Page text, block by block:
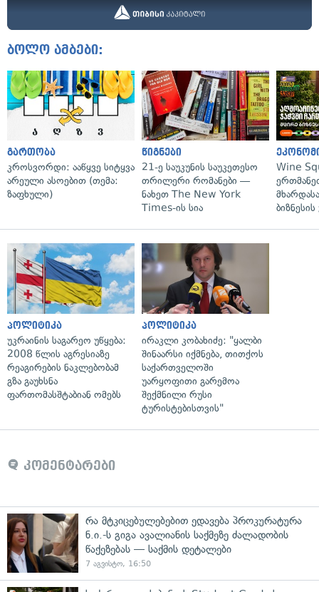
ბოლო ამბები:
გართობა
კროსვორდი: ააწყვე სიტყვა
არეული ასოებით (თემა:
ზაფხული)
წიგნები
21-ე საუკუნის საუკეთესო
თრილერი რომანები —
ნახეთ The New York
Times-ის სია
Wine
პოლიტიკა
უკრაინის საგარეო უწყება:
2008 წლის აგრესიაზე
რეაგირების ნაკლებობამ
გზა გაუხსნა
ფართომასშტაბიან ომებს
პოლიტიკა
ირაკლი კობახიძე: "ყალბი
შინაარსი იქმნება, თითქოს
საქართველოში
უარყოფითი გარემოა
შექმნილი რუსი
ტურისტებისთვის"
კომენტარები
რა მტკიცებულებებით ედავება პროკურატურა
ნ.ი.-ს გიგა ავალიანის საქმეზე ძალადობის
წაქეზებას — საქმის დეტალები
7 აგვისტო, 16:50